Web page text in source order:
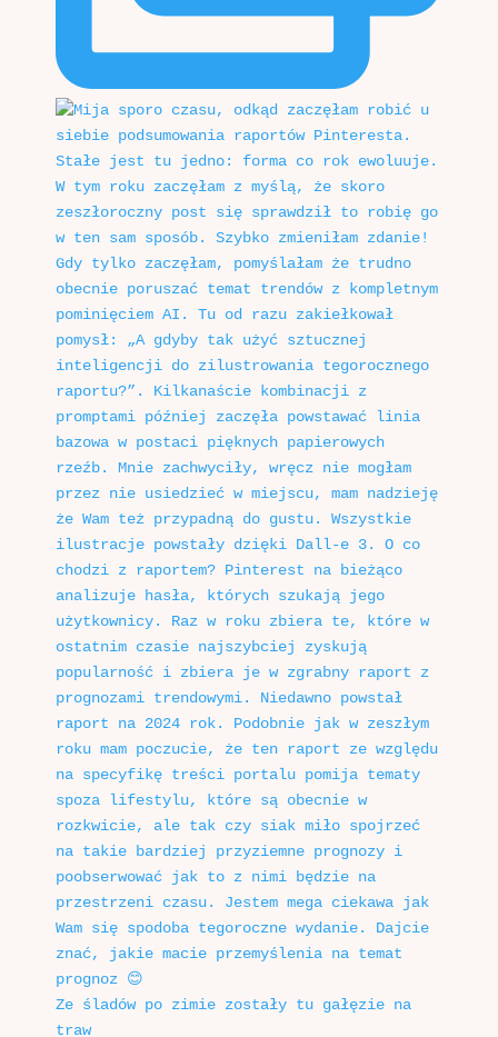
Ze śladów po zimie zostały tu gałęzie na
traw